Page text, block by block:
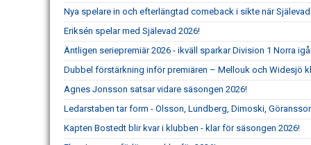
Nya spelare in och efterlängtad comeback i sikte när
Eriksén spelar med Själevad 2026!
Äntligen seriepremiär 2026 - ikväll sparkar Division 1 Norra
Dubbel förstärkning inför premiären – Mellouk och Widesjö
Agnes Jonsson satsar vidare säsongen 2026!
Ledarstaben tar form - Olsson, Lundberg, Dimoski,
Kapten Bostedt blir kvar i klubben - klar för säsongen 2026!